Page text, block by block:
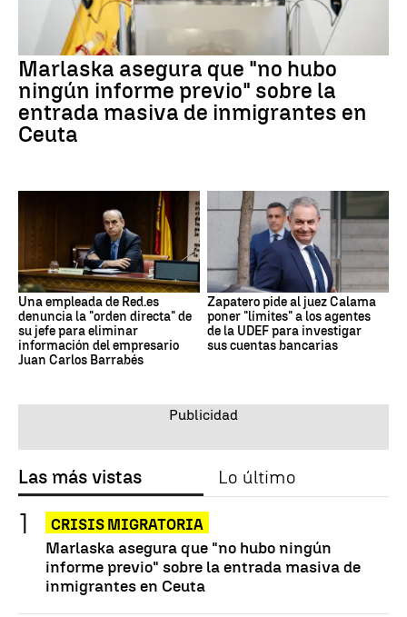
Marlaska asegura que "no hubo
ningún informe previo" sobre la
entrada masiva de inmigrantes en
Ceuta
Una empleada de Red.es
denuncia la "orden directa" de
su jefe para eliminar
información del empresario
Juan Carlos Barrabés
Zapatero pide al juez Calama
poner "límites" a los agentes
de la UDEF para investigar
sus cuentas bancarias
Las más vistas Lo último
CRISIS MIGRATORIA
Marlaska asegura que "no hubo ningún
informe previo" sobre la entrada masiva de
inmigrantes en Ceuta